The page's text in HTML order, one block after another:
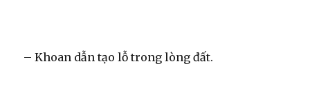
– Khoan dẫn tạo lỗ trong lòng đất.